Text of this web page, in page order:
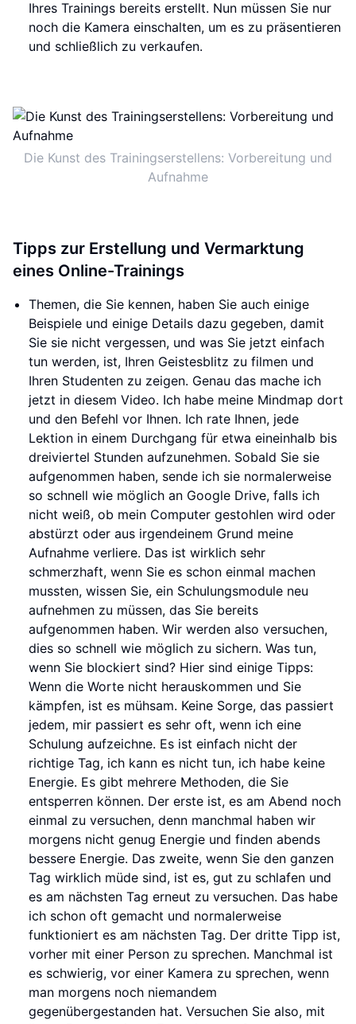
Ihres Trainings bereits erstellt. Nun müssen Sie nur
noch die Kamera einschalten, um es zu präsentieren
und schließlich zu verkaufen.
Die Kunst des Trainingserstellens: Vorbereitung und
Aufnahme
Tipps zur Erstellung und Vermarktung
eines Online-Trainings
Themen, die Sie kennen, haben Sie auch einige
Beispiele und einige Details dazu gegeben, damit
Sie sie nicht vergessen, und was Sie jetzt einfach
tun werden, ist, Ihren Geistesblitz zu filmen und
Ihren Studenten zu zeigen. Genau das mache ich
jetzt in diesem Video. Ich habe meine Mindmap dort
und den Befehl vor Ihnen. Ich rate Ihnen, jede
Lektion in einem Durchgang für etwa eineinhalb bis
dreiviertel Stunden aufzunehmen. Sobald Sie sie
aufgenommen haben, sende ich sie normalerweise
so schnell wie möglich an Google Drive, falls ich
nicht weiß, ob mein Computer gestohlen wird oder
abstürzt oder aus irgendeinem Grund meine
Aufnahme verliere. Das ist wirklich sehr
schmerzhaft, wenn Sie es schon einmal machen
mussten, wissen Sie, ein Schulungsmodule neu
aufnehmen zu müssen, das Sie bereits
aufgenommen haben. Wir werden also versuchen,
dies so schnell wie möglich zu sichern. Was tun,
wenn Sie blockiert sind? Hier sind einige Tipps:
Wenn die Worte nicht herauskommen und Sie
kämpfen, ist es mühsam. Keine Sorge, das passiert
jedem, mir passiert es sehr oft, wenn ich eine
Schulung aufzeichne. Es ist einfach nicht der
richtige Tag, ich kann es nicht tun, ich habe keine
Energie. Es gibt mehrere Methoden, die Sie
entsperren können. Der erste ist, es am Abend noch
einmal zu versuchen, denn manchmal haben wir
morgens nicht genug Energie und finden abends
bessere Energie. Das zweite, wenn Sie den ganzen
Tag wirklich müde sind, ist es, gut zu schlafen und
es am nächsten Tag erneut zu versuchen. Das habe
ich schon oft gemacht und normalerweise
funktioniert es am nächsten Tag. Der dritte Tipp ist,
vorher mit einer Person zu sprechen. Manchmal ist
es schwierig, vor einer Kamera zu sprechen, wenn
man morgens noch niemandem
gegenübergestanden hat. Versuchen Sie also, mit